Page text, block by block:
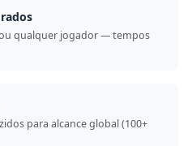
qualquer jogador — tempos
para alcance global (100+